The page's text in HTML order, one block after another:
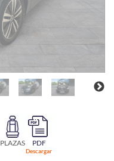
PLAZAS PDF
Descargar